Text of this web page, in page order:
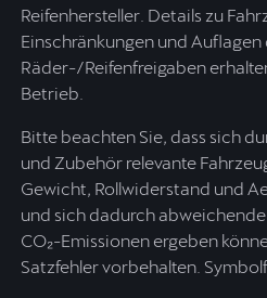
Reifenhersteller. Details zu
Einschränkungen und Auflagen
Räder-/Reifenfreigaben
Betrieb.
Bitte beachten Sie, dass sich
und Zubehör relevante
Gewicht, Rollwiderstand und
und sich dadurch
CO₂-Emissionen ergeben
Satzfehler vorbehalten.